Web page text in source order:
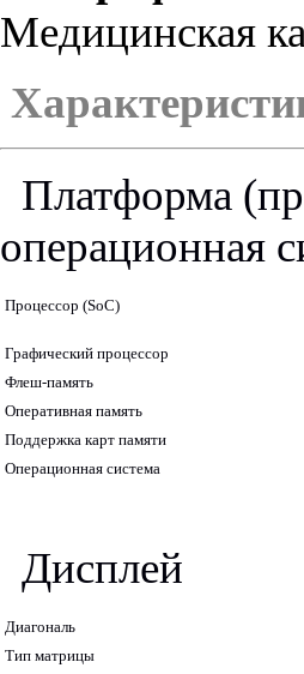
Медицинская
Платформа
операционная
Процессор (SoC)
Графический процессор
Флеш-память
Оперативная память
Поддержка карт памяти
Операционная система
Дисплей
Диагональ
Тип матрицы